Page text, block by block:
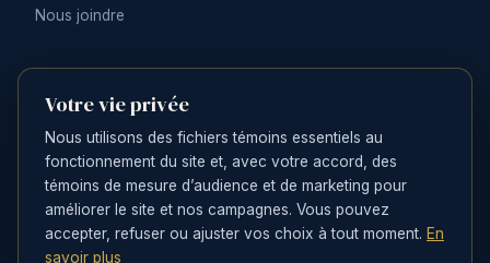
Nous joindre
LinkedIn
Instagram
Behance
Votre vie privée
Nous utilisons des fichiers témoins essentiels au
fonctionnement du site et, avec votre accord, des
témoins de mesure d’audience et de marketing pour
améliorer le site et nos campagnes. Vous pouvez
accepter, refuser ou ajuster vos choix à tout moment. En
savoir plus